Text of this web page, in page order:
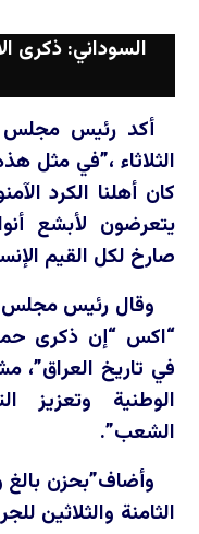
السوداني: ذكرى
أكد رئيس مجلس
الثلاثاء ،”في مثل
كان أهلنا الكرد
يتعرضون لأبشع
صارخ لكل القيم
وقال رئيس مجلس
“اكس “إن ذكرى
في تاريخ العراق”،
الوطنية وتعزيز
الشعب”.
وأضاف”بحزن بالغ
الثامنة والثلاثين